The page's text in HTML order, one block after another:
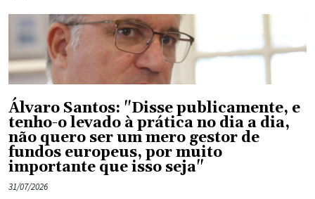
Álvaro Santos: "Disse publicamente, e
tenho-o levado à prática no dia a dia,
não quero ser um mero gestor de
fundos europeus, por muito
importante que isso seja"
31/07/2026